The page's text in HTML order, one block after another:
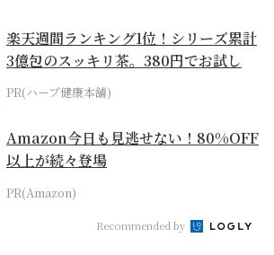
楽天週間ランキング1位！シリーズ累計
3億包のスッキリ茶。380円でお試し
PR(ハーブ健康本舗)
Amazon今日も見逃せない！80%OFF
以上が続々登場
PR(Amazon)
Recommended by